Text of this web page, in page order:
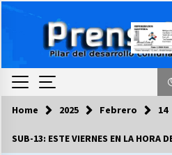
COLUMNISTA
Home 2025 Febrero 14
SUB-13: ESTE VIERNES EN LA HORA